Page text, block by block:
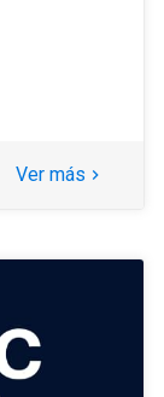
Ver más keyboard_arrow_right